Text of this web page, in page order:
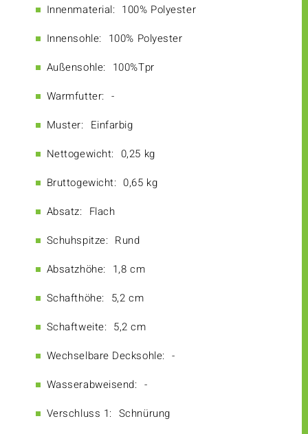
Innenmaterial: 100% Polyester
Innensohle: 100% Polyester
Außensohle: 100%Tpr
Warmfutter: -
Muster: Einfarbig
Nettogewicht: 0,25 kg
Bruttogewicht: 0,65 kg
Absatz: Flach
Schuhspitze: Rund
Absatzhöhe: 1,8 cm
Schafthöhe: 5,2 cm
Schaftweite: 5,2 cm
Wechselbare Decksohle: -
Wasserabweisend: -
Verschluss 1: Schnürung